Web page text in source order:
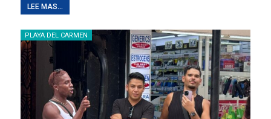
LEE MAS...
PLAYA DEL CARMEN